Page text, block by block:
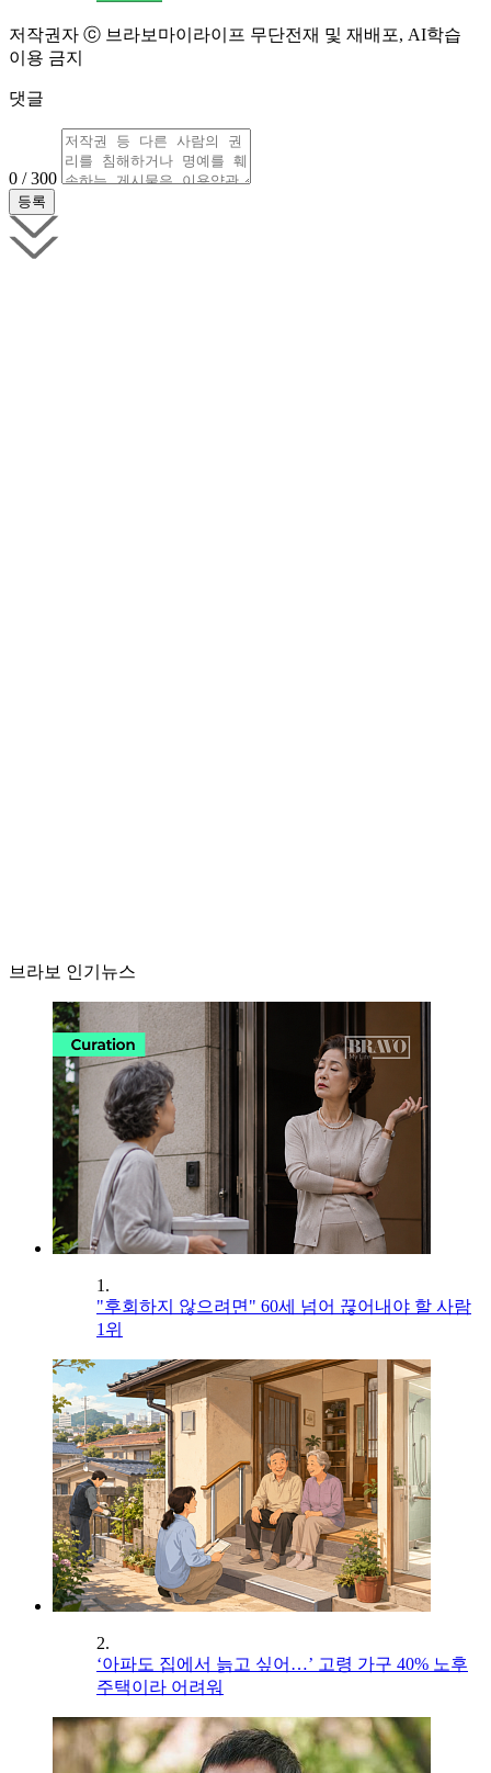
저작권자 ⓒ 브라보마이라이프 무단전재 및 재배포, AI학습
이용 금지
댓글
0 / 300
브라보 인기뉴스
1.
"후회하지 않으려면" 60세 넘어 끊어내야 할 사람
1위
2.
‘아파도 집에서 늙고 싶어…’ 고령 가구 40% 노후
주택이라 어려워